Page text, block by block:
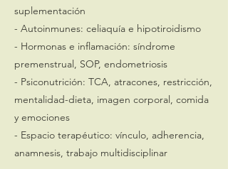
suplementación
- Autoinmunes: celiaquía e hipotiroidismo
- Hormonas e inflamación: síndrome
premenstrual, SOP, endometriosis
- Psiconutrición: TCA, atracones, restricción,
mentalidad-dieta, imagen corporal, comida
y emociones
- Espacio terapéutico: vínculo, adherencia,
anamnesis, trabajo multidisciplinar